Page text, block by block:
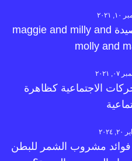
٢٠٢١
قصيدة maggie and milly and
molly and
٢٠٢١
الاجتماعية كظاهرة
فوائد مشروب الشمر للبطن